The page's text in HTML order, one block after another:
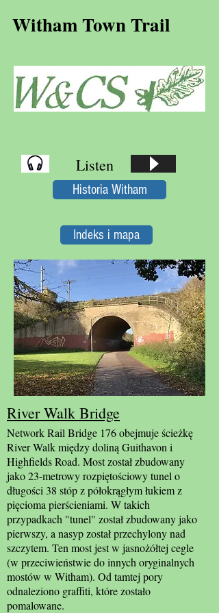
Witham Town Trail
River Walk Bridge
Network Rail Bridge 176 obejmuje ścieżkę
River Walk między doliną Guithavon i
Highfields Road. Most został zbudowany
jako 23-metrowy rozpiętościowy tunel o
długości 38 stóp z półokrągłym łukiem z
pięcioma pierścieniami. W takich
przypadkach "tunel" został zbudowany jako
pierwszy, a nasyp został przechylony nad
szczytem. Ten most jest w jasnożółtej cegle
(w przeciwieństwie do innych oryginalnych
mostów w Witham). Od tamtej pory
odnaleziono graffiti, które zostało
pomalowane.
Historia Witham
Indeks i mapa
Listen